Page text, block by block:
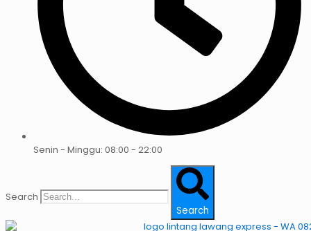
Senin - Minggu: 08:00 - 22:00
Search
Search